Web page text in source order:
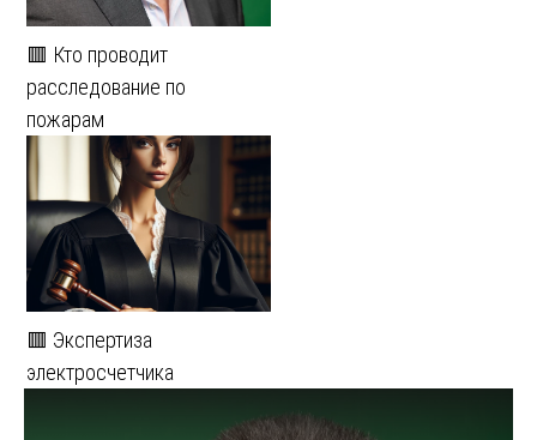
🟥 Кто проводит
расследование по
пожарам
🟥 Экспертиза
электросчетчика